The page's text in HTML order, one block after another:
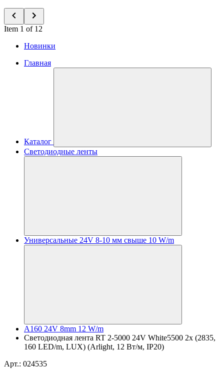
Item 1 of 12
Новинки
Главная
Каталог
Светодиодные ленты
Универсальные 24V 8-10 мм свыше 10 W/m
A160 24V 8mm 12 W/m
Светодиодная лента RT 2-5000 24V White5500 2x (2835,
160 LED/m, LUX) (Arlight, 12 Вт/м, IP20)
Арт.: 024535